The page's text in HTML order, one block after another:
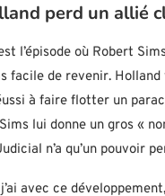
perd un allié
l’épisode où Robert
facile de revenir.
à faire flotter un
lui donne un gros «
n’a qu’un pouvoir
avec ce